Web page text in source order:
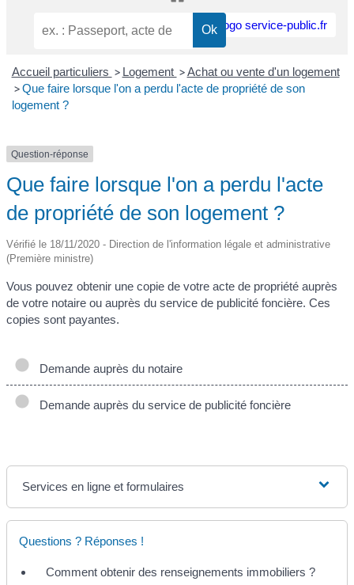
Accueil particuliers > Logement > Achat ou vente d'un logement
> Que faire lorsque l'on a perdu l'acte de propriété de son
logement ?
Question-réponse
Que faire lorsque l'on a perdu l'acte
de propriété de son logement ?
Vérifié le 18/11/2020 - Direction de l'information légale et administrative
(Première ministre)
Vous pouvez obtenir une copie de votre acte de propriété auprès
de votre notaire ou auprès du service de publicité foncière. Ces
copies sont payantes.
Demande auprès du notaire
Demande auprès du service de publicité foncière
Services en ligne et formulaires
Questions ? Réponses !
Comment obtenir des renseignements immobiliers ?